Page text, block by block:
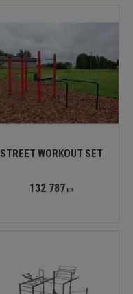
STREET WORKOUT SET
132 787 KR